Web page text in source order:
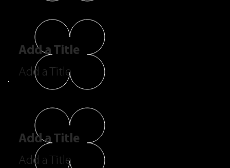
Add a Title
Add a Title
Add a Title
Add a Title